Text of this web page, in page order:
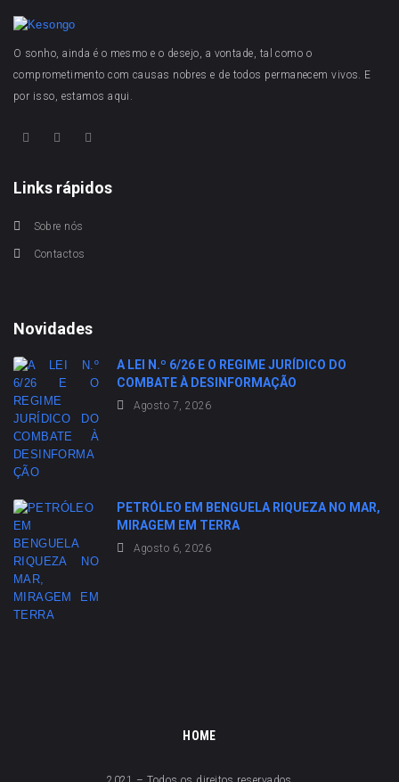
O sonho, ainda é o mesmo e o desejo, a vontade, tal como o
comprometimento com causas nobres e de todos permanecem vivos. E
por isso, estamos aqui.
Links rápidos
Sobre nós
Contactos
Novidades
A LEI N.º 6/26 E O REGIME JURÍDICO DO
COMBATE À DESINFORMAÇÃO
Agosto 7, 2026
PETRÓLEO EM BENGUELA RIQUEZA NO MAR,
MIRAGEM EM TERRA
Agosto 6, 2026
HOME